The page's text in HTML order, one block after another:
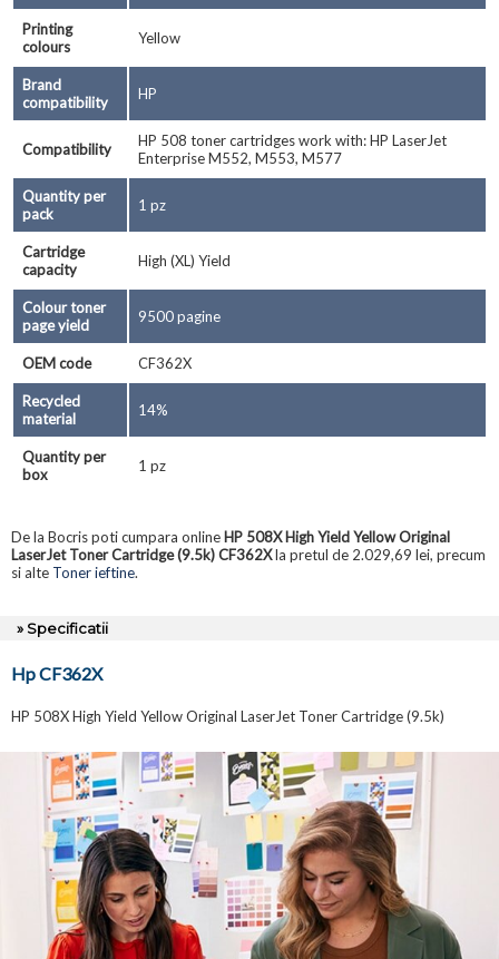
Printing
colours
Yellow
Brand
compatibility
HP
Compatibility
HP 508 toner cartridges work with: HP LaserJet
Enterprise M552, M553, M577
Quantity per
pack
1 pz
Cartridge
capacity
High (XL) Yield
Colour toner
page yield
9500 pagine
OEM code CF362X
Recycled
material
14%
Quantity per
box
1 pz
De la Bocris poti cumpara online HP 508X High Yield Yellow Original
LaserJet Toner Cartridge (9.5k) CF362Xla pretul de 2.029,69 lei, precum
si alte Toner ieftine.
» Specificatii
Hp CF362X
HP 508X High Yield Yellow Original LaserJet Toner Cartridge (9.5k)